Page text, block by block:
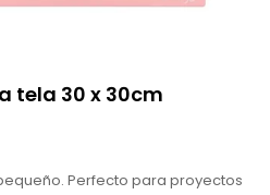
tela 30 x 30cm
Perfecto para proyectos